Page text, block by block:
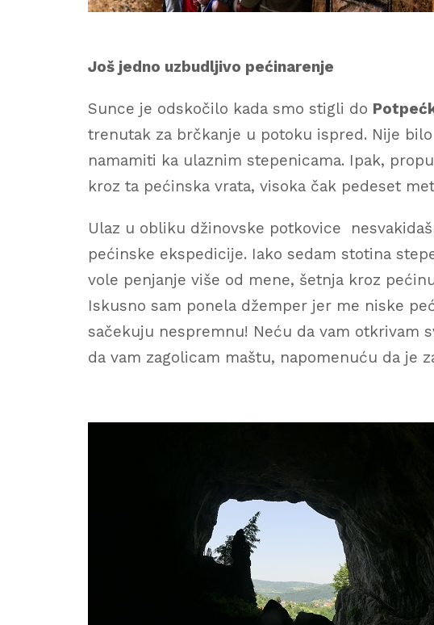
Još jedno uzbudljivo pećinarenje
Sunce je odskočilo kada smo stigli do
trenutak za brčkanje u potoku ispred. Nije
namamiti ka ulaznim stepenicama. Ipak,
kroz ta pećinska vrata, visoka čak pedeset
Ulaz u obliku džinovske potkovice
pećinske ekspedicije. Iako sedam stotina
vole penjanje više od mene, šetnja kroz
Iskusno sam ponela džemper jer me niske
sačekuju nespremnu! Neću da vam otkrivam
da vam zagolicam maštu, napomenuću da je